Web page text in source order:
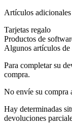
Artículos
Tarjetas regalo
Productos de
Algunos artículos
Para completar su
compra.
No envíe su compra
Hay determinadas
devoluciones